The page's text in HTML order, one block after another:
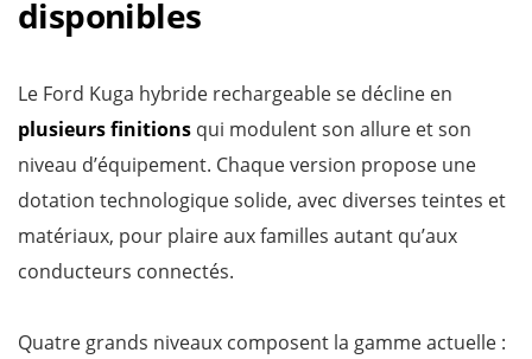
disponibles
Le Ford Kuga hybride rechargeable se décline en
plusieursfinitions qui modulent son allure et son
niveau d’équipement. Chaque version propose une
dotation technologique solide, avec diverses teintes et
matériaux, pour plaire aux familles autant qu’aux
conducteurs connectés.
Quatre grands niveaux composent la gamme actuelle :